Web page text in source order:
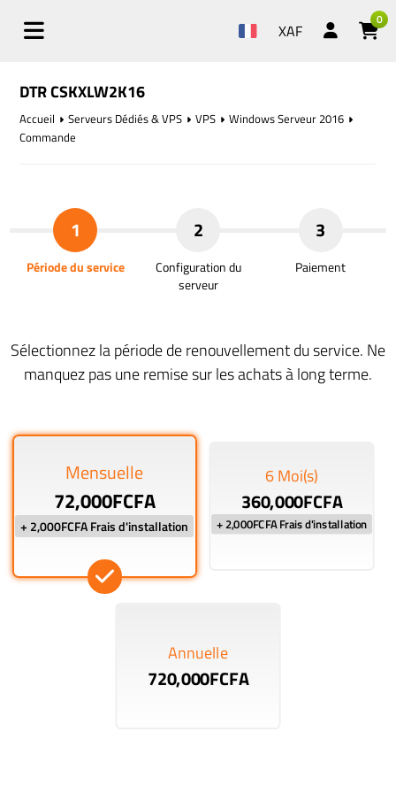
XAF
0
DTR CSKXLW2K16
Accueil Serveurs Dédiés & VPS VPS
Windows Serveur 2016
Commande
1
Période du service
2
Configuration du
serveur
3
Paiement
Sélectionnez la période de renouvellement du service. Ne
manquez pas une remise sur les achats à long terme.
Mensuelle
72,000FCFA
+ 2,000FCFA Frais d'installation
6 Moi(s)
360,000FCFA
+ 2,000FCFA Frais d'installation
Annuelle
720,000FCFA